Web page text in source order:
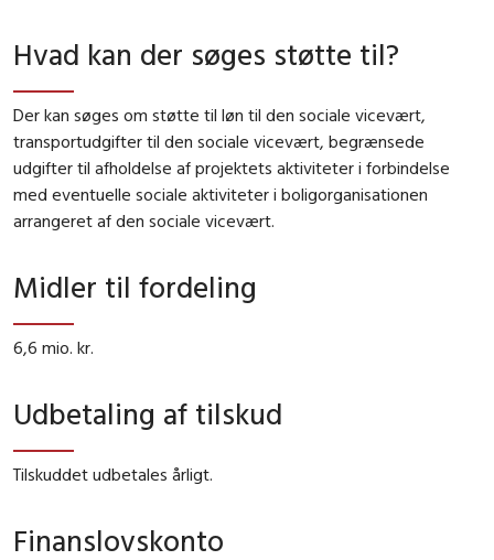
Hvad kan der søges støtte til?
Der kan søges om støtte til løn til den sociale vicevært,
transportudgifter til den sociale vicevært, begrænsede
udgifter til afholdelse af projektets aktiviteter i forbindelse
med eventuelle sociale aktiviteter i boligorganisationen
arrangeret af den sociale vicevært.
Midler til fordeling
6,6 mio. kr.
Udbetaling af tilskud
Tilskuddet udbetales årligt.
Finanslovskonto